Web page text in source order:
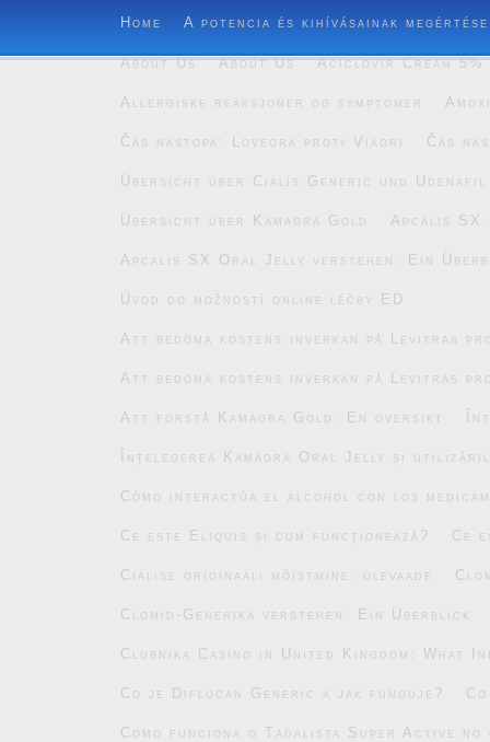
Home A potencia és kihívásainak megértése
About Us About Us Aciclovir Cream 5%
Allergiske reaksjoner og symptomer
Čas nastopa: Lovegra proti Viagri Čas
Übersicht über Cialis Generic und Udenafil
Übersicht über Kamagra Gold Apcalis
Apcalis SX Oral Jelly verstehen: Ein
Úvod do možností online léčby ED
Att bedöma kostens inverkan på Levitras
Att bedöma kostens inverkan på Levitras
Att förstå Kamagra Gold: En översikt
Înțelegerea Kamagra Oral Jelly și
Cómo interactúa el alcohol con los
Ce este Eliquis și cum funcționează? Ce
Cialise originaali mõistmine: ülevaade
Clomid-Generika verstehen: Ein Überblick
Clubnika Casino in United Kingdom: What
Co je Diflucan Generic a jak funguje?
Como funciona o Tadalista Super Active no